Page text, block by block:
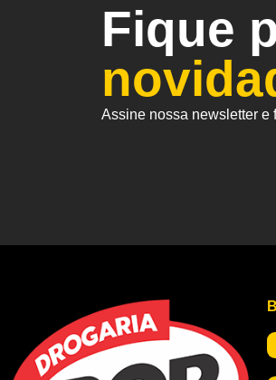
Fique
Assine nossa newsletter e